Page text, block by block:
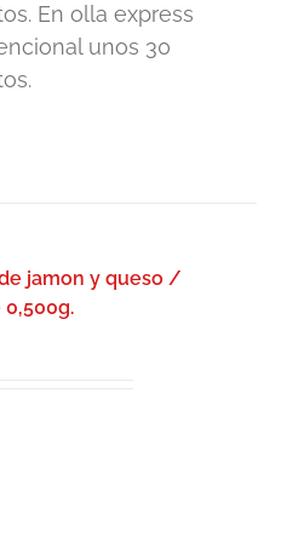
En olla express
unos 30
jamon y queso /
0,500g.